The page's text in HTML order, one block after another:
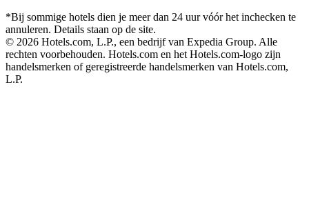
*Bij sommige hotels dien je meer dan 24 uur vóór het inchecken te
annuleren. Details staan op de site.
© 2026 Hotels.com, L.P., een bedrijf van Expedia Group. Alle
rechten voorbehouden. Hotels.com en het Hotels.com-logo zijn
handelsmerken of geregistreerde handelsmerken van Hotels.com,
L.P.